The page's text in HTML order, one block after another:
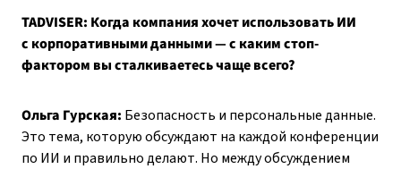
TADVISER: Когда компания хочет использовать ИИ
с корпоративными данными — с каким стоп-
фактором вы сталкиваетесь чаще всего?
Ольга Гурская: Безопасность и персональные данные.
Это тема, которую обсуждают на каждой конференции
по ИИ и правильно делают. Но между обсуждением